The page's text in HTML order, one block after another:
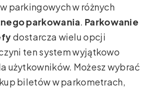
parkingowych w różnych
parkowania. Parkowanie
dostarcza wielu opcji
ten system wyjątkowo
użytkowników. Możesz wybrać
biletów w parkometrach,